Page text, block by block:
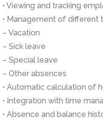
• Viewing and tracking
• Management of different
– Vacation
– Sick leave
– Special leave
– Other absences
• Automatic calculation of
• Integration with time
• Absence and balance